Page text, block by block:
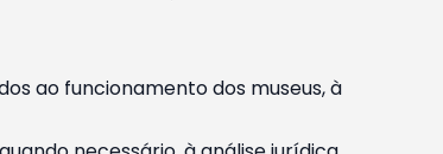
ao funcionamento dos museus, à